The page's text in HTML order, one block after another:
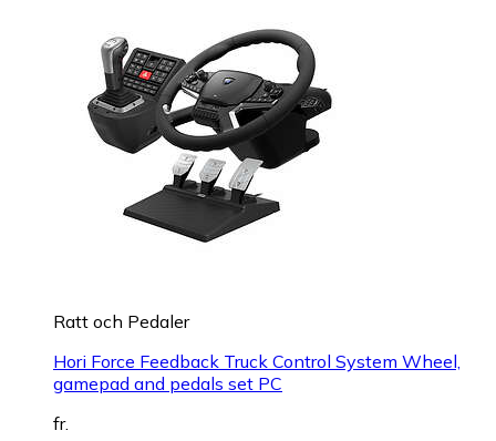
Ratt och Pedaler
Hori Force Feedback Truck Control System Wheel,
gamepad and pedals set PC
fr.